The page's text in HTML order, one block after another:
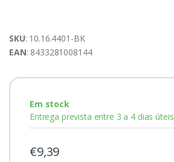
SKU: 10.16.4401-BK
EAN: 8433281008144
Em stock
Entrega prevista entre 3 a 4 dias úteis
€9,39